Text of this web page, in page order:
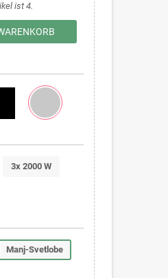
ist 4.
3x 2000 W
Manj-Svetlobe